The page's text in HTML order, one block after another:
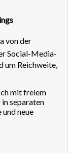
von der
Social-Media-
um Reichweite,
mit freiem
separaten
neue